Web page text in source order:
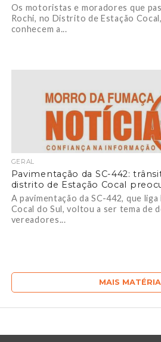
Os motoristas e moradores que
Rochi, no Distrito de Estação
conhecem a...
GERAL
Pavimentação da SC-442:
distrito de Estação Cocal
A pavimentação da SC-442, que
Cocal do Sul, voltou a ser tema de
vereadores...
MAIS